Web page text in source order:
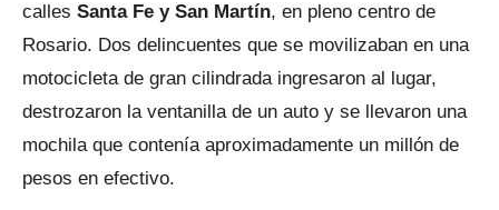
calles Santa Fe y San Martín, en pleno centro de
Rosario. Dos delincuentes que se movilizaban en una
motocicleta de gran cilindrada ingresaron al lugar,
destrozaron la ventanilla de un auto y se llevaron una
mochila que contenía aproximadamente un millón de
pesos en efectivo.